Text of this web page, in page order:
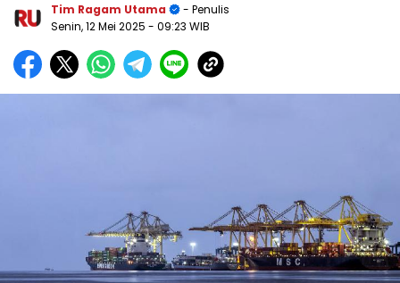
Tim Ragam Utama
- Penulis
Senin, 12 Mei 2025 - 09:23 WIB